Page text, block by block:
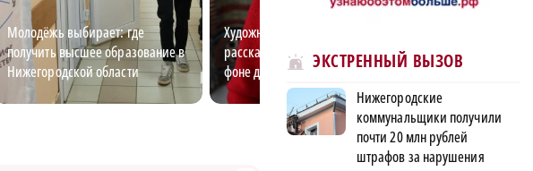
Молодёжь выбирает: где
получить высшее образование в
Нижегородской области
Художница-дизайнер
рассказала, как выделиться на
фоне других
культурную
Нижегородской
ЭКСТРЕННЫЙ ВЫЗОВ
Нижегородские
коммунальщики получили
почти 20 млн рублей
штрафов за нарушения